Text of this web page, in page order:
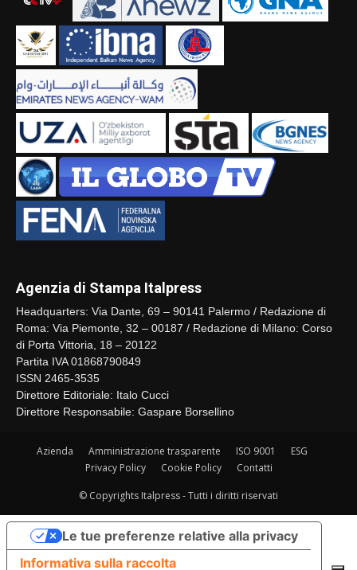
Agenzia di Stampa Italpress
Headquarters: Via Dante, 69 – 90141 Palermo / Redazione di
Roma: Via Piemonte, 32 – 00187 / Redazione di Milano: Corso
di Porta Vittoria, 18 – 20122
Partita IVA 01868790849
ISSN 2465-3535
Direttore Editoriale: Italo Cucci
Direttore Responsabile: Gaspare Borsellino
Azienda Amministrazione trasparente ISO 9001
ESG
Privacy Policy
Cookie Policy Contatti
© Copyrights Italpress - Tutti i diritti riservati
Informativa sulla raccolta
Le tue preferenze relative alla privacy